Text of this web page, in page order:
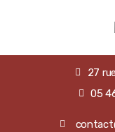
27
05